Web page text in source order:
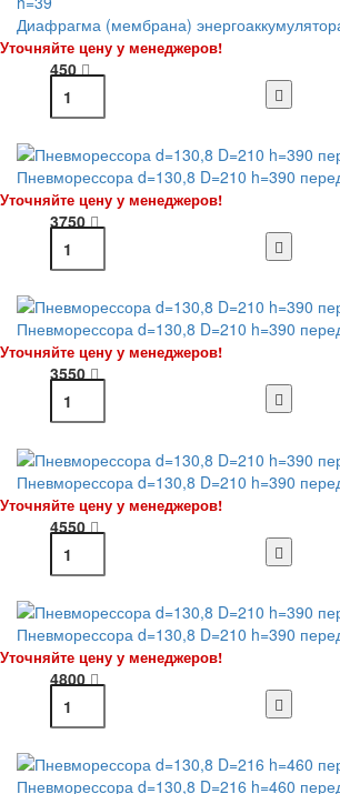
Диафрагма (мембрана)
Уточняйте цену у менеджеров!
450
Пневморессора d=130,8 D=210 h=390
Уточняйте цену у менеджеров!
3750
Пневморессора d=130,8 D=210 h=390
Уточняйте цену у менеджеров!
3550
Пневморессора d=130,8 D=210 h=390
Уточняйте цену у менеджеров!
4550
Пневморессора d=130,8 D=210 h=390
Уточняйте цену у менеджеров!
4800
Пневморессора d=130,8 D=216 h=460